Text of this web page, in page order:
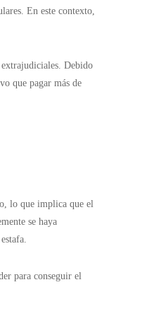
En este contexto,
extrajudiciales. Debido
que pagar más de
lo que implica que el
se haya
para conseguir el